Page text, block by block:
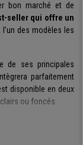
bon marché et de
seller qui offre un
des modèles les
de ses principales
parfaitement
disponible en deux
ou foncés.